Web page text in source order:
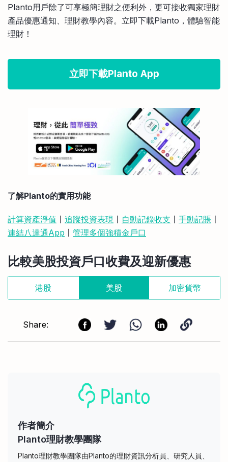
Planto用戶除了可享極簡理財之便利外，更可接收獨家理財
產品優惠通知、理財教學內容。立即下載Planto，體驗智能
理財！
立即下載Planto App
了解Planto的實用功能
計算資產淨值 〡 追蹤投資表現 〡 自動記錄收支 〡 手動記賬 〡
連結八達通App 〡 管理多個強積金戶口
比較美股投資戶口收費及迎新優惠
港股 美股 加密貨幣
Share:
作者簡介
Planto理財教學團隊
Planto理財教學團隊由Planto的理財資訊分析員、研究人員、